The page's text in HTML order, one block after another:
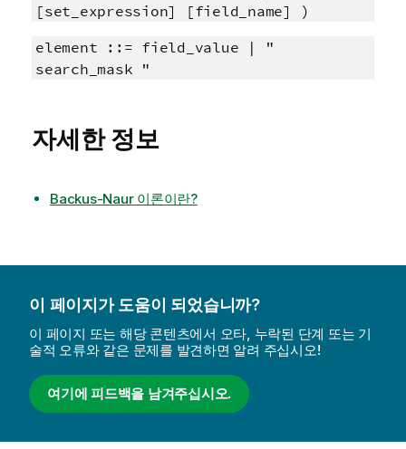
[set_expression] [field_name] )
element ::= field_value | "
search_mask "
자세한 정보
Backus-Naur 이론이란?
이 페이지가 도움이 되었습니까?
이 페이지 또는 해당 콘텐츠에서 오타, 누락된 단계 또는 기
술적 오류와 같은 문제를 발견하면 알려 주십시오!
여기에 피드백을 남겨주십시오.